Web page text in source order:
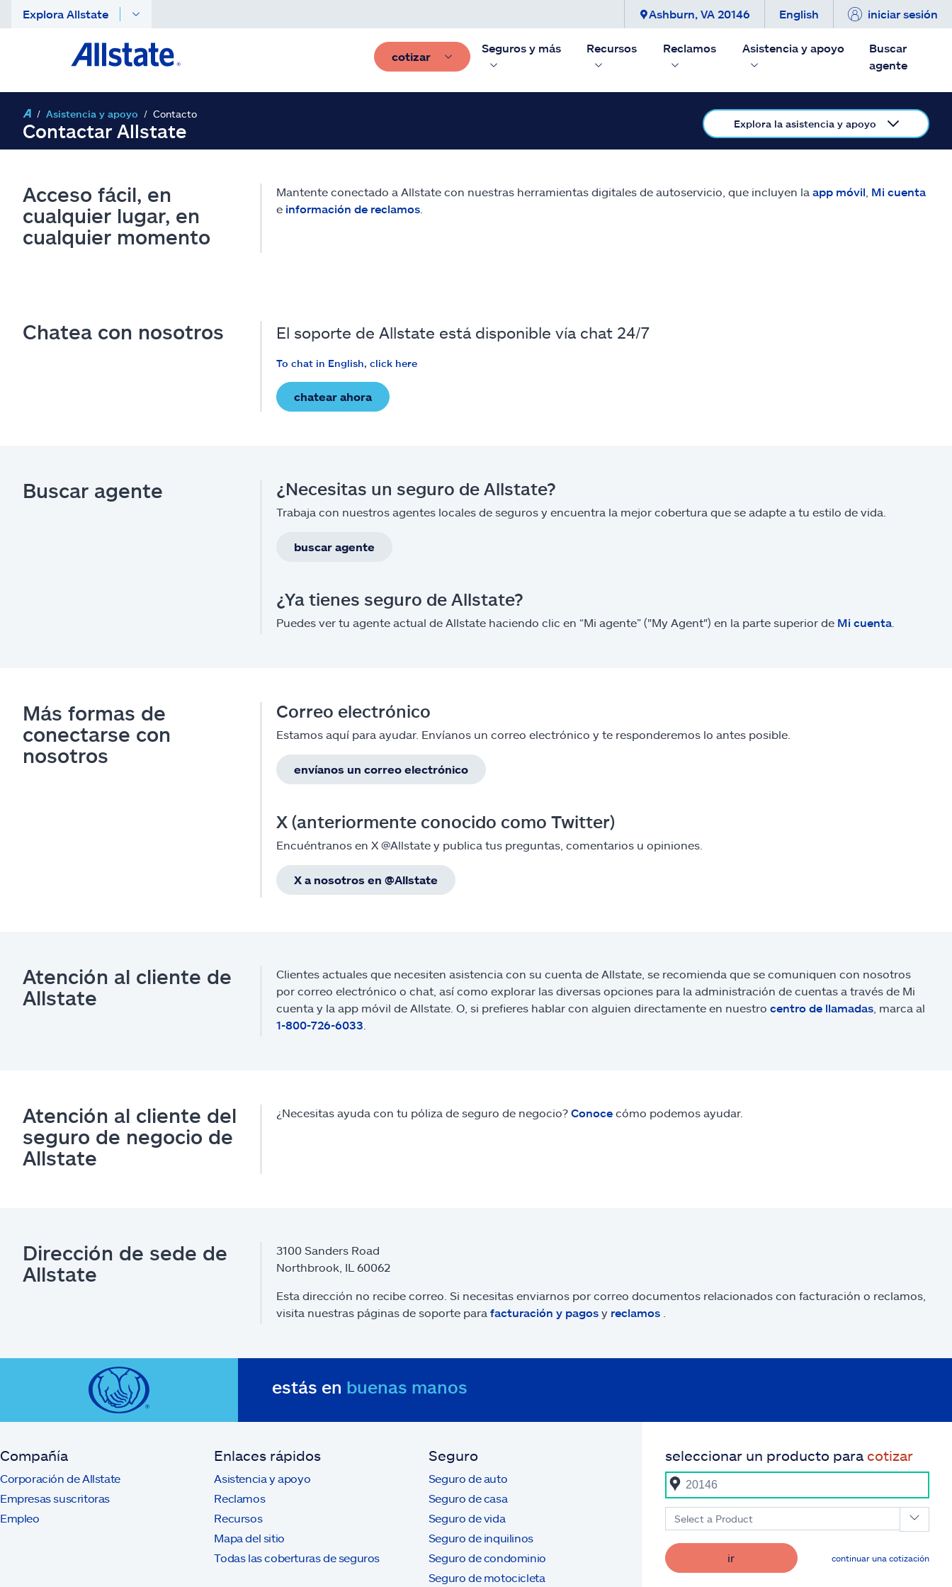
Explora Allstate Ashburn, VA 20146 English iniciar sesión
cotizar
Seguros y más Recursos Reclamos Asistencia y apoyo
Buscar
agente
Asistencia y apoyo Contacto
Contactar Allstate Explora la asistencia y apoyo
Acceso fácil, en
cualquier lugar, en
cualquier momento
Mantente conectado a Allstate con nuestras herramientas digitales de autoservicio, que incluyen la app móvil Mi cuenta
e información de reclamos.
Chatea con nosotros El soporte de Allstate está disponible vía chat 24/7
To chat in English, click here
chatear ahora
Buscar agente ¿Necesitas un seguro de Allstate?
Trabaja con nuestros agentes locales de seguros y encuentra la mejor cobertura que se adapte a tu estilo de vida.
buscar agente
¿Ya tienes seguro de Allstate?
Puedes ver tu agente actual de Allstate haciendo clic en “Mi agente” ("My Agent") en la parte superior de Mi cuenta.
Más formas de
conectarse con
nosotros
Correo electrónico
Estamos aquí para ayudar. Envíanos un correo electrónico y te responderemos lo antes posible.
envíanos un correo electrónico
X (anteriormente conocido como Twitter)
Encuéntranos en X @Allstate y publica tus preguntas, comentarios u opiniones.
X a nosotros en @Allstate
Atención al cliente de
Allstate
Clientes actuales que necesiten asistencia con su cuenta de Allstate, se recomienda que se comuniquen con nosotros
por correo electrónico o chat, así como explorar las diversas opciones para la administración de cuentas a través de Mi
cuenta y la app móvil de Allstate. O, si prefieres hablar con alguien directamente en nuestro centro de llamadas, marca al
1-800-726-6033
Atención al cliente del
seguro de negocio de
Allstate
¿Necesitas ayuda con tu póliza de seguro de negocio? Conocecómo podemos ayudar.
Dirección de sede de
Allstate
3100 Sanders Road
Northbrook, IL 60062
Esta dirección no recibe correo. Si necesitas enviarnos por correo documentos relacionados con facturación o reclamos,
visita nuestras páginas de soporte para facturación y pagosy reclamos.
estás en buenas manos
Compañía
Corporación de Allstate
Empresas suscritoras
Empleo
Enlaces rápidos
Asistencia y apoyo
Reclamos
Recursos
Mapa del sitio
Todas las coberturas de seguros
Seguro
Seguro de auto
Seguro de casa
Seguro de vida
Seguro de inquilinos
Seguro de condominio
Seguro de motocicleta
seleccionar un producto para cotizar
Select a Product
ir continuar una cotización